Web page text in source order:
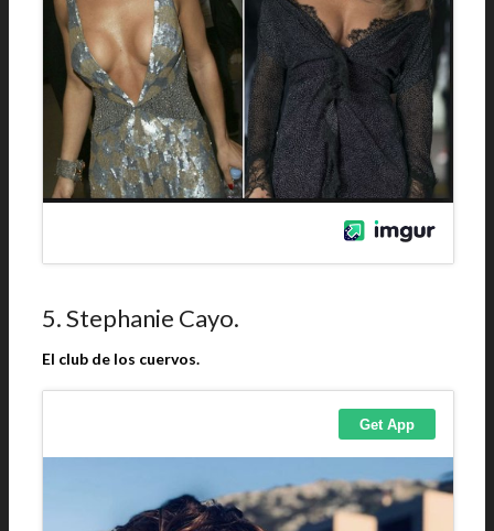
5. Stephanie Cayo.
El club de los cuervos.